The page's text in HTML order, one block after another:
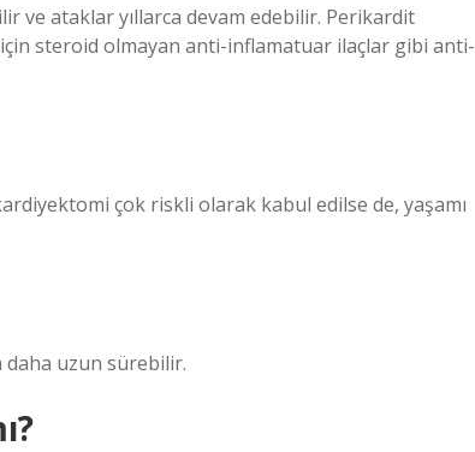
ve ataklar yıllarca devam edebilir. Perikardit
steroid olmayan anti-inflamatuar ilaçlar gibi anti-
çok riskli olarak kabul edilse de, yaşamı
daha uzun sürebilir.